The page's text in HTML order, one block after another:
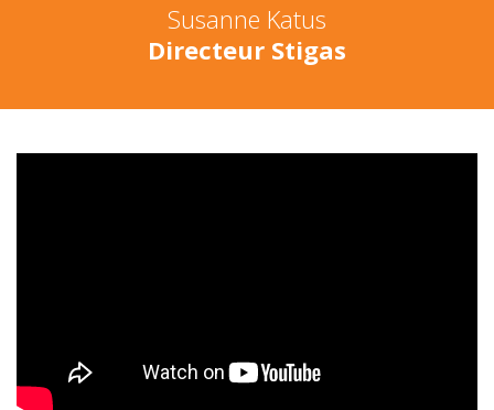
Susanne Katus
Directeur Stigas